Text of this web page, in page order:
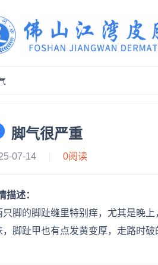
脚气很严重
07-14 0阅读
描述：
只脚的脚趾缝里特别痒，尤其是晚
，脚趾甲也有点发黄变厚，走路时破